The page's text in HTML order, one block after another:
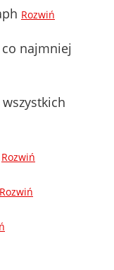
Rozwiń
najmniej
Rozwiń
Rozwiń